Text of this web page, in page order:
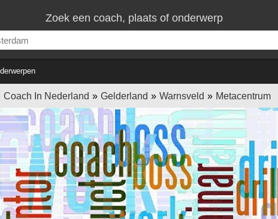
Zoek een coach, plaats of onderwerp
Coach In Nederland Gelderland Warnsveld Metacentrum